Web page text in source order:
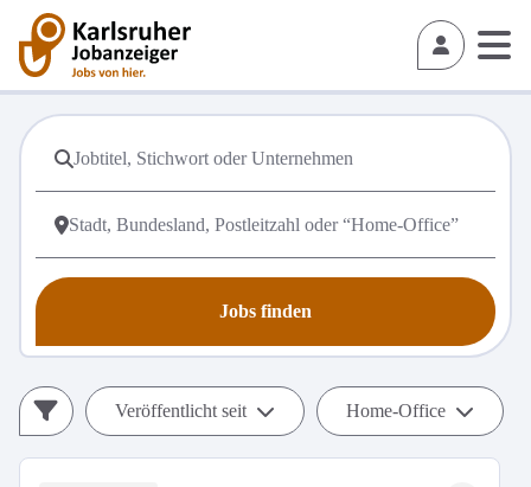
Jobs finden
Veröffentlicht seit Home-Office